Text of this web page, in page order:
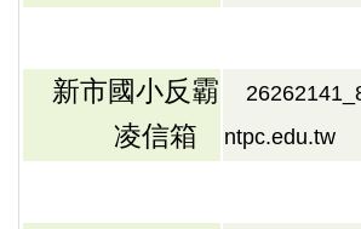
新市國小反霸
凌信箱
ntpc.edu.tw